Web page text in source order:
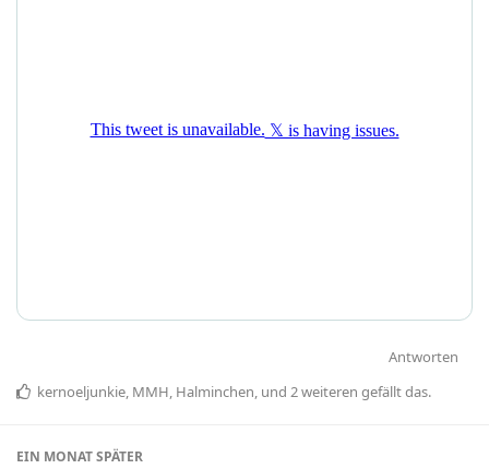
Antworten
kernoeljunkie MMH Halminchen , und 2weiteren gefällt das.
EIN MONATSPÄTER